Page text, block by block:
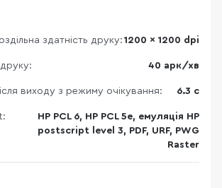
здатність друку: 1200 x 1200 dpi
40 арк/хв
виходу з режиму очікування: 6.3 с
HP PCL 6, HP PCL 5e, емуляція HP
postscript level 3, PDF, URF, PWG
Raster